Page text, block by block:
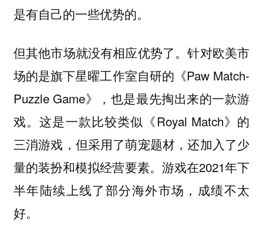
是有自己的一些优势的。
但其他市场就没有相应优势了。针对欧美市
场的是旗下星曜工作室自研的《Paw Match-
Puzzle Game》，也是最先掏出来的一款游
戏。这是一款比较类似《Royal Match》的
三消游戏，但采用了萌宠题材，还加入了少
量的装扮和模拟经营要素。游戏在2021年下
半年陆续上线了部分海外市场，成绩不太
好。